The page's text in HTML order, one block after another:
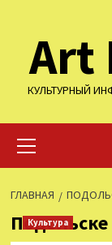
содержимому
Art
КУЛЬТУРНЫЙ
меню
ГЛАВНАЯ
Подольске
Культура